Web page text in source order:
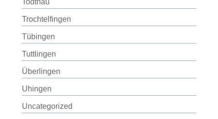
Todtnau
Trochtelfingen
Tübingen
Tuttlingen
Überlingen
Uhingen
Uncategorized